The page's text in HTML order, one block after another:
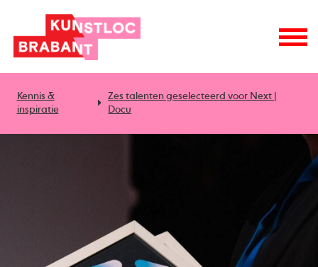
Kennis &
inspiratie
Zes talenten geselecteerd voor Next |
Docu